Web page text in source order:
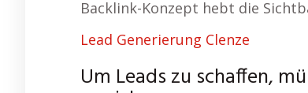
Backlink-Konzept hebt die
Lead Generierung Clenze
Um Leads zu schaffen,